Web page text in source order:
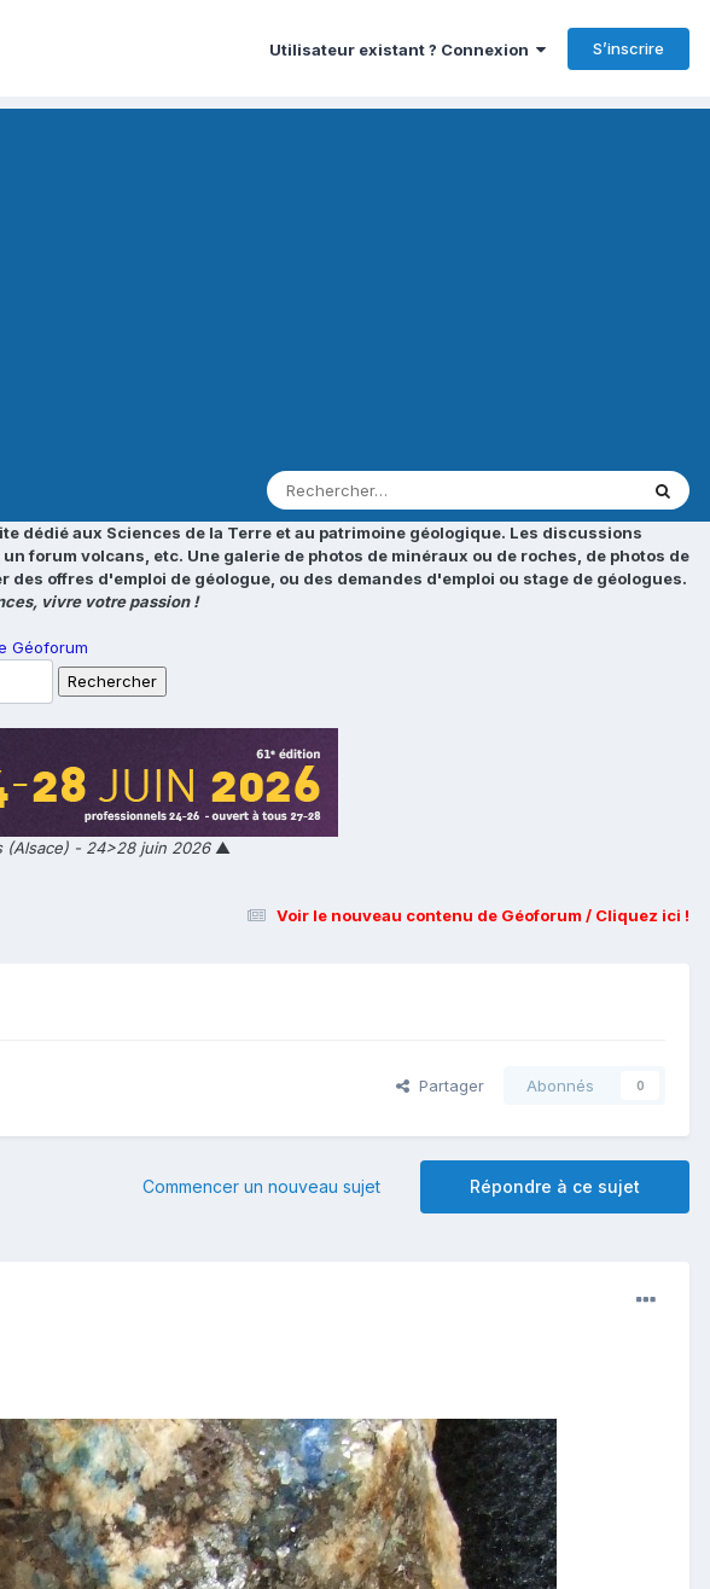
Utilisateur existant ? Connexion S’inscrire
dédié aux Sciences de la Terre et au patrimoine géologique. Les discussions
forum volcans, etc. Une galerie de photos de minéraux ou de roches, de photos de
offres d'emploi de géologue, ou des demandes d'emploi ou stage de géologues.
vivre votre passion !
Géoforum
(Alsace) - 24>28 juin 2026▲
Voir le nouveau contenu de Géoforum / Cliquez ici !
Partager Abonnés 0
Répondre à ce sujet
Commencer un nouveau sujet